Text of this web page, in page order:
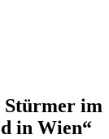
Stürmer im
in Wien“